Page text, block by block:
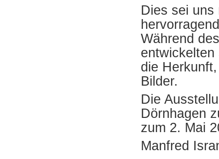
Dies sei uns
Während
die
Bilder.
Die
Dörnhagen
zum 2. Mai
Manfred